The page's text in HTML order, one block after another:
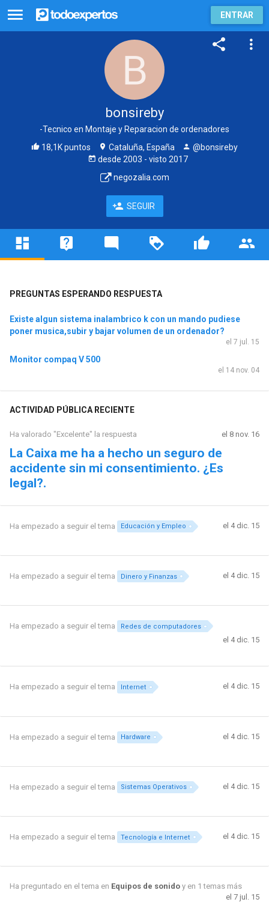
ENTRAR
bonsireby
-Tecnico en Montaje y Reparacion de ordenadores
18,1K puntos
Cataluña, España
@bonsireby
desde 2003 - visto 2017
negozalia.com
SEGUIR
PREGUNTAS ESPERANDO RESPUESTA
Existe algun sistema inalambrico k con un mando pudiese
poner musica,subir y bajar volumen de un ordenador?
el 7 jul. 15
Monitor compaq V 500
el 14 nov. 04
ACTIVIDAD PÚBLICA RECIENTE
Ha valorado "Excelente" la respuesta el 8 nov. 16
La Caixa me ha a hecho un seguro de
accidente sin mi consentimiento. ¿Es
legal?.
Ha empezado a seguir el tema Educación y Empleo el 4 dic. 15
Ha empezado a seguir el tema Dinero y Finanzas el 4 dic. 15
Ha empezado a seguir el tema Redes de computadores
el 4 dic. 15
Ha empezado a seguir el tema Internet el 4 dic. 15
Ha empezado a seguir el tema Hardware el 4 dic. 15
Ha empezado a seguir el tema Sistemas Operativos el 4 dic. 15
Ha empezado a seguir el tema Tecnología e Internet el 4 dic. 15
Ha preguntado en el tema en Equipos de sonidoy en 1 temas más
el 7 jul. 15